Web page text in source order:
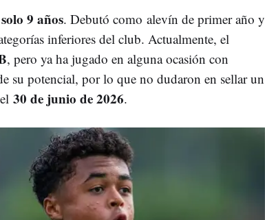
9 años. Debutó como alevín de primer año y
inferiores del club. Actualmente, el
, pero ya ha jugado en alguna ocasión con
su potencial, por lo que no dudaron en sellar un
30 de junio de 2026.